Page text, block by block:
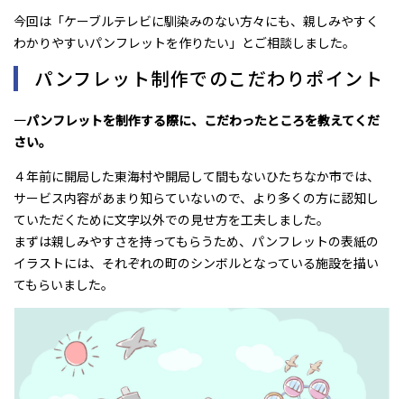
今回は「ケーブルテレビに馴染みのない方々にも、親しみやすく
わかりやすいパンフレットを作りたい」とご相談しました。
パンフレット制作でのこだわりポイント
―パンフレットを制作する際に、こだわったところを教えてくだ
さい。
４年前に開局した東海村や開局して間もないひたちなか市では、
サービス内容があまり知らていないので、より多くの方に認知し
ていただくために文字以外での見せ方を工夫しました。
まずは親しみやすさを持ってもらうため、パンフレットの表紙の
イラストには、それぞれの町のシンボルとなっている施設を描い
てもらいました。